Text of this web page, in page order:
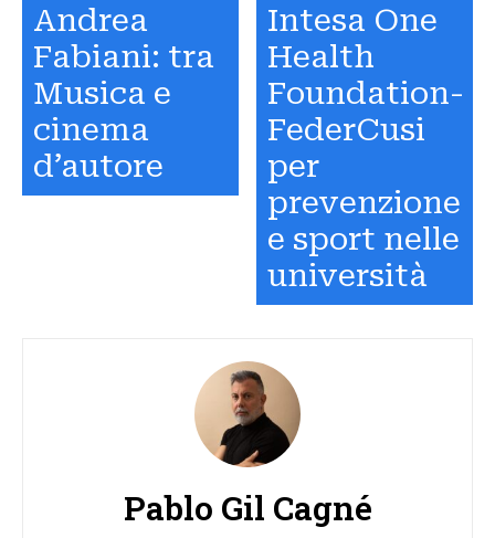
Andrea
Fabiani: tra
Musica e
cinema
d’autore
Intesa One
Health
Foundation-
FederCusi
per
prevenzione
e sport nelle
università
Pablo Gil Cagné